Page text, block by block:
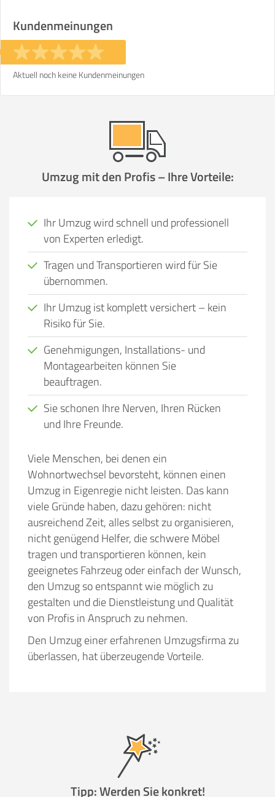
Kundenmeinungen
Aktuell noch keine Kundenmeinungen
Umzug mit den Profis – Ihre Vorteile:
Ihr Umzug wird schnell und professionell
von Experten erledigt.
Tragen und Transportieren wird für Sie
übernommen.
Ihr Umzug ist komplett versichert – kein
Risiko für Sie.
Genehmigungen, Installations- und
Montagearbeiten können Sie
beauftragen.
Sie schonen Ihre Nerven, Ihren Rücken
und Ihre Freunde.
Viele Menschen, bei denen ein
Wohnortwechsel bevorsteht, können einen
Umzug in Eigenregie nicht leisten. Das kann
viele Gründe haben, dazu gehören: nicht
ausreichend Zeit, alles selbst zu organisieren,
nicht genügend Helfer, die schwere Möbel
tragen und transportieren können, kein
geeignetes Fahrzeug oder einfach der Wunsch,
den Umzug so entspannt wie möglich zu
gestalten und die Dienstleistung und Qualität
von Profis in Anspruch zu nehmen.
Den Umzug einer erfahrenen Umzugsfirma zu
überlassen, hat überzeugende Vorteile.
Tipp: Werden Sie konkret!